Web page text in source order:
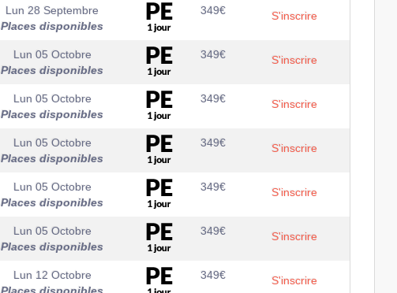
Lun 28 Septembre
Places disponibles
349€ S'inscrire
Lun 05 Octobre
Places disponibles
349€ S'inscrire
Lun 05 Octobre
Places disponibles
349€ S'inscrire
Lun 05 Octobre
Places disponibles
349€ S'inscrire
Lun 05 Octobre
Places disponibles
349€ S'inscrire
Lun 05 Octobre
Places disponibles
349€ S'inscrire
Lun 12 Octobre
349€ S'inscrire